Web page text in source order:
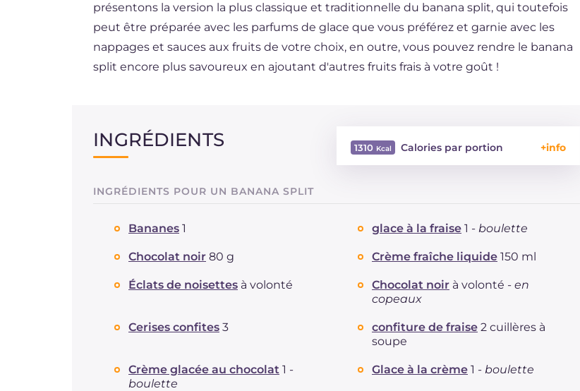
présentons la version la plus classique et traditionnelle du banana split, qui toutefois
peut être préparée avec les parfums de glace que vous préférez et garnie avec les
nappages et sauces aux fruits de votre choix, en outre, vous pouvez rendre le banana
split encore plus savoureux en ajoutant d'autres fruits frais à votre goût !
INGRÉDIENTS 1310 Calories par portion
Protéine g
Graisses g
dont acides gras saturés
Fibre g
Cholestérol
Sodium mg
INGRÉDIENTS POUR UN BANANA SPLIT
Bananes 1 glace à la fraise 1 - boulette
Chocolat noir 80 g Crème fraîche liquide 150 ml
Éclats de noisettes à volonté Chocolat noir à volonté - en
copeaux
Cerises confites 3 confiture de fraise 2 cuillères à
soupe
Crème glacée au chocolat 1 -
boulette
Glace à la crème 1 - boulette